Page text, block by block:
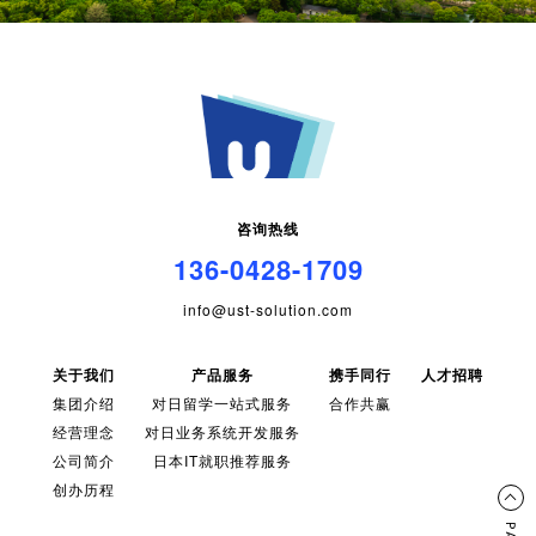
咨询热线
136-0428-1709
info@ust-solution.com
关于我们
集团介绍
经营理念
公司简介
创办历程
产品服务
对日留学一站式服务
对日业务系统开发服务
日本IT就职推荐服务
携手同行
合作共赢
人才招聘